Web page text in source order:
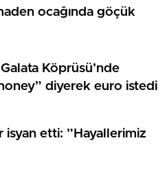
ocağında göçük
Köprüsü’nde
diyerek euro istedi
isyan etti: ”Hayallerimiz